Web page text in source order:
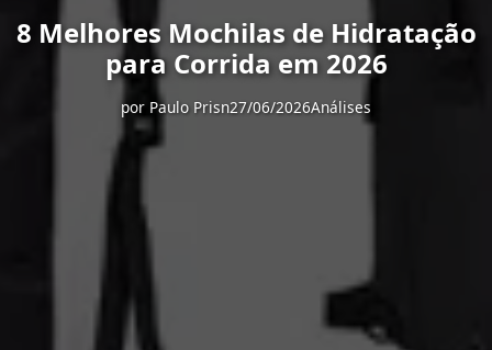
8 Melhores Mochilas de Hidratação
para Corrida em 2026
por Paulo Prisn27/06/2026Análises